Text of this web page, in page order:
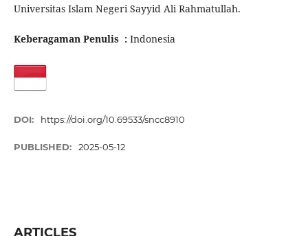
Universitas Islam Negeri Sayyid Ali Rahmatullah.
Keberagaman Penulis : Indonesia
DOI: https://doi.org/10.69533/sncc8910
PUBLISHED: 2025-05-12
ARTICLES